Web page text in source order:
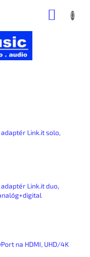
Link.it solo,
Link.it duo,
na HDMI, UHD/4K